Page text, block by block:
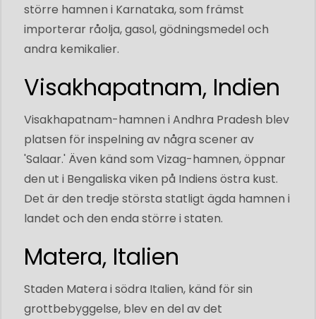
större hamnen i Karnataka, som främst
importerar råolja, gasol, gödningsmedel och
andra kemikalier.
Visakhapatnam, Indien
Visakhapatnam-hamnen i Andhra Pradesh blev
platsen för inspelning av några scener av
'Salaar.' Även känd som Vizag-hamnen, öppnar
den ut i Bengaliska viken på Indiens östra kust.
Det är den tredje största statligt ägda hamnen i
landet och den enda större i staten.
Matera, Italien
Staden Matera i södra Italien, känd för sin
grottbebyggelse, blev en del av det